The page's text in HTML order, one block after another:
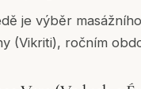
je výběr
(Vikriti), ročním